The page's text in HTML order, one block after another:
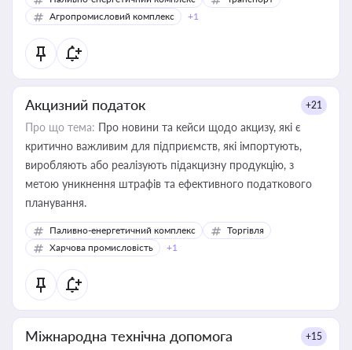
Агропромисловий комплекс
+1
Акцизний податок +21
Про що тема: Про новини та кейси щодо акцизу, які є
критично важливим для підприємств, які імпортують,
виробляють або реалізують підакцизну продукцію, з
метою уникнення штрафів та ефективного податкового
планування.
Паливно-енергетичний комплекс
Торгівля
Харчова промисловість
+1
Міжнародна технічна допомога +15